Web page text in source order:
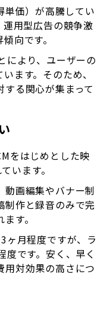
単価）が高騰してい
運用型広告の競争激
向です。
により、ユーザーの
ます。そのため、
る関心が集まって
をはじめとした映
います。
動画編集やバナー制
制作と録音のみで完
す。
ヶ月程度ですが、ラ
です。安く、早く
用対効果の高さにつ